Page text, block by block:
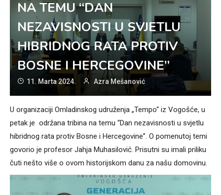
NA TEMU “DAN
NEZAVISNOSTI U SVJETLU
HIBRIDNOG RATA PROTIV
BOSNE I HERCEGOVINE”
11. Marta 2024. Azra Mešanović
U organizaciji Omladinskog udruženja „Tempo“ iz Vogošće, u
petak je održana tribina na temu “Dan nezavisnosti u svjetlu
hibridnog rata protiv Bosne i Hercegovine”. O pomenutoj temi
govorio je profesor Jahja Muhasilović. Prisutni su imali priliku
čuti nešto više o ovom historijskom danu za našu domovinu.